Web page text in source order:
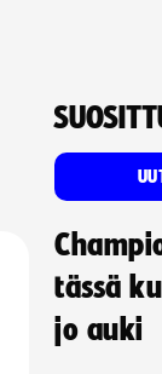
tässä
jo auki